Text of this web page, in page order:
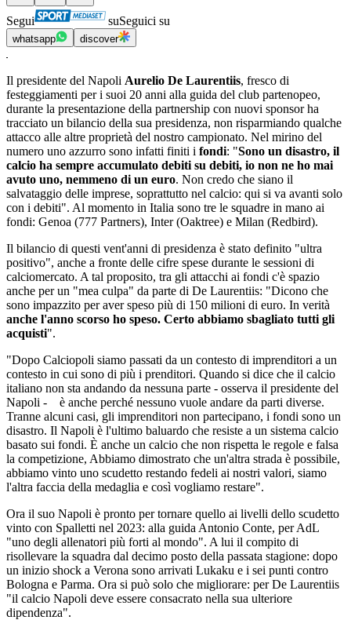
Segui suSeguici su
whatsapp discover
Il presidente del Napoli Aurelio De Laurentiis, fresco di
festeggiamenti per i suoi 20 anni alla guida del club partenopeo,
durante la presentazione della partnership con nuovi sponsor ha
tracciato un bilancio della sua presidenza, non risparmiando qualche
attacco alle altre proprietà del nostro campionato. Nel mirino del
numero uno azzurro sono infatti finiti i fondi: "Sono un disastro, il
calcio ha sempre accumulato debiti su debiti, io non ne ho mai
avuto uno, nemmeno di un euro. Non credo che siano il
salvataggio delle imprese, soprattutto nel calcio: qui si va avanti solo
con i debiti". Al momento in Italia sono tre le squadre in mano ai
fondi: Genoa (777 Partners), Inter (Oaktree) e Milan (Redbird).
Il bilancio di questi vent'anni di presidenza è stato definito "ultra
positivo", anche a fronte delle cifre spese durante le sessioni di
calciomercato. A tal proposito, tra gli attacchi ai fondi c'è spazio
anche per un "mea culpa" da parte di De Laurentiis: "Dicono che
sono impazzito per aver speso più di 150 milioni di euro. In verità
anche l'anno scorso ho speso. Certo abbiamo sbagliato tutti gli
acquisti".
"Dopo Calciopoli siamo passati da un contesto di imprenditori a un
contesto in cui sono di più i prenditori. Quando si dice che il calcio
italiano non sta andando da nessuna parte - osserva il presidente del
Napoli - è anche perché nessuno vuole andare da parti diverse.
Tranne alcuni casi, gli imprenditori non partecipano, i fondi sono un
disastro. Il Napoli è l'ultimo baluardo che resiste a un sistema calcio
basato sui fondi. È anche un calcio che non rispetta le regole e falsa
la competizione, Abbiamo dimostrato che un'altra strada è possibile,
abbiamo vinto uno scudetto restando fedeli ai nostri valori, siamo
l'altra faccia della medaglia e così vogliamo restare".
Ora il suo Napoli è pronto per tornare quello ai livelli dello scudetto
vinto con Spalletti nel 2023: alla guida Antonio Conte, per AdL
"uno degli allenatori più forti al mondo". A lui il compito di
risollevare la squadra dal decimo posto della passata stagione: dopo
un inizio shock a Verona sono arrivati Lukaku e i sei punti contro
Bologna e Parma. Ora si può solo che migliorare: per De Laurentiis
"il calcio Napoli deve essere consacrato nella sua ulteriore
dipendenza".